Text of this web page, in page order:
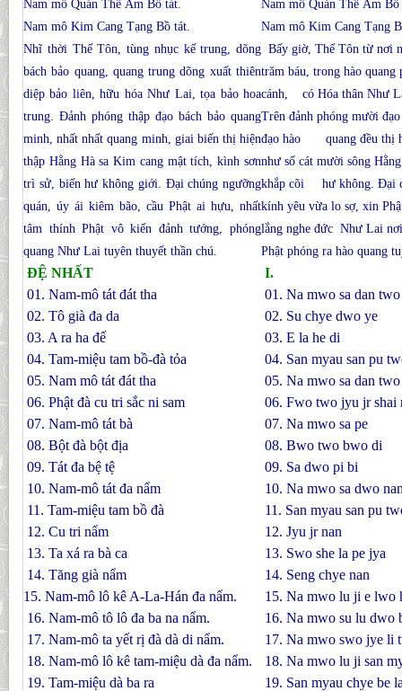
Nam mô Quán Thế Âm Bồ tát.
Nam mô Kim Cang Tạng Bồ tát.
Nam mô Quán Thế Âm Bồ
Nam mô Kim Cang Tạng
Nhĩ thời Thế Tôn, tùng nhục kế trung, dõng
bách bảo quang, quang trung dõng xuất thiên
diệp bảo liên, hữu hóa Như Lai, tọa bảo hoa
trung. Ðảnh phóng thập đạo bách bảo quang
minh, nhất nhất quang minh, giai biến thị hiện
thập Hằng Hà sa Kim cang mật tích, kình sơn
trì sử, biến hư không giới. Ðại chúng ngưỡng
quán, úy ái kiêm bão, cầu Phật ai hựu, nhất
tâm thính Phật vô kiến đảnh tướng, phóng
quang Như Lai tuyên thuyết thần chú.
Bấy giờ, Thế Tôn từ nơi
trăm báu, trong hào quang
cánh, có Hóa thân Như
Trên đảnh phóng mười
đạo hào quang đều thị
như số cát mười sông
khắp cõi hư không. Ðại
kính yêu vừa lo sợ, xin
lắng nghe đức Như Lai
Phật phóng ra hào quang
ÐỆ NHẤT
I.
01. Nam-mô tát đát tha
01. Na mwo sa dan two
02. Tô già đa da
02. Su chye dwo ye
03. A ra ha đế
03. E la he di
04. Tam-miệu tam bồ-đà tỏa
04. San myau san pu
05. Nam mô tát đát tha
05. Na mwo sa dan two
06. Phật đà cu tri sắc ni sam
06. Fwo two jyu jr shai
07. Nam-mô tát bà
07. Na mwo sa pe
08. Bột đà bột địa
08. Bwo two bwo di
09. Tát đa bệ tệ
09. Sa dwo pi bi
10. Nam-mô tát đa nẩm
10. Na mwo sa dwo
11. Tam-miệu tam bồ đà
11. San myau san pu
12. Cu tri nẩm
12. Jyu jr nan
13. Ta xá ra bà ca
13. Swo she la pe jya
14. Tăng già nẩm
14. Seng chye nan
15. Nam-mô lô kê A-La-Hán đa nẩm.
15. Na mwo lu ji e lwo
16. Nam-mô tô lô đa ba na nẩm.
16. Na mwo su lu dwo
17. Nam-mô ta yết rị đà dà di nẩm.
17. Na mwo swo jye li
18. Nam-mô lô kê tam-miệu dà đa nẩm.
18. Na mwo lu ji san
19. Tam-miệu dà ba ra
19. San myau chye be